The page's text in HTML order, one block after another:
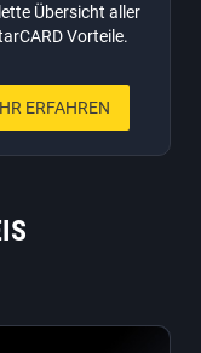
Übersicht aller
Vorteile.
ERFAHREN